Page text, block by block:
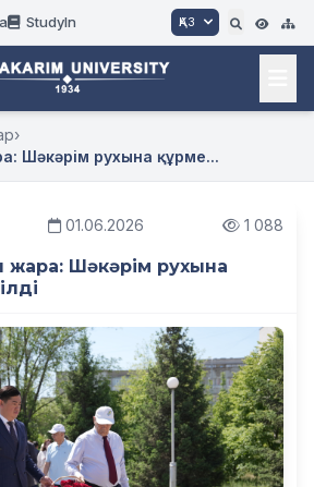
StudyIn ҚАЗ
›
Шәкәрім рухына құрме...
01.06.2026 1 088
жара: Шәкәрім рухына